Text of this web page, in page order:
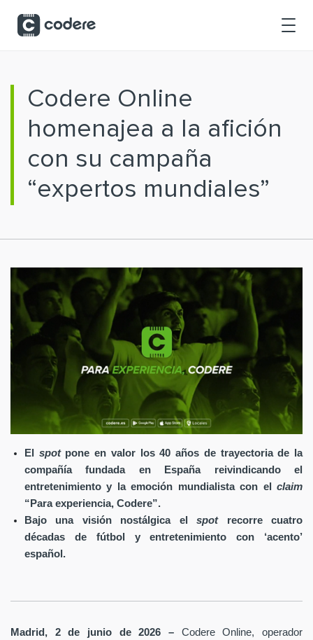
Codere Online
homenajea a la afición
con su campaña
“expertos mundiales”
El spot pone en valor los 40 años de trayectoria de la
compañía fundada en España reivindicando el
entretenimiento y la emoción mundialista con el claim
“Para experiencia, Codere”.
Bajo una visión nostálgica elspotrecorre cuatro
décadas de fútbol y entretenimiento con ‘acento’
español.
Madrid, 2 de junio de 2026 – Codere Online, operador